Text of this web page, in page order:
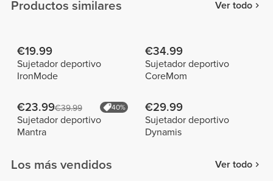
Productos similares Ver todo
€19.99
Sujetador deportivo
IronMode
€34.99
Sujetador deportivo
CoreMom
€23.99€39.99 40%
Sujetador deportivo
Mantra
€29.99
Sujetador deportivo
Dynamis
Los más vendidos Ver todo